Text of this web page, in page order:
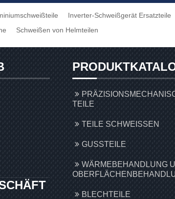
Inverter-Schweißgerät Ersatzteile
Schweißen von Helmteilen
TEILE
TEILE SCHWEISSEN
GUSSTEILE
WÄRMEBEHANDLUNG
BLECHTEILE